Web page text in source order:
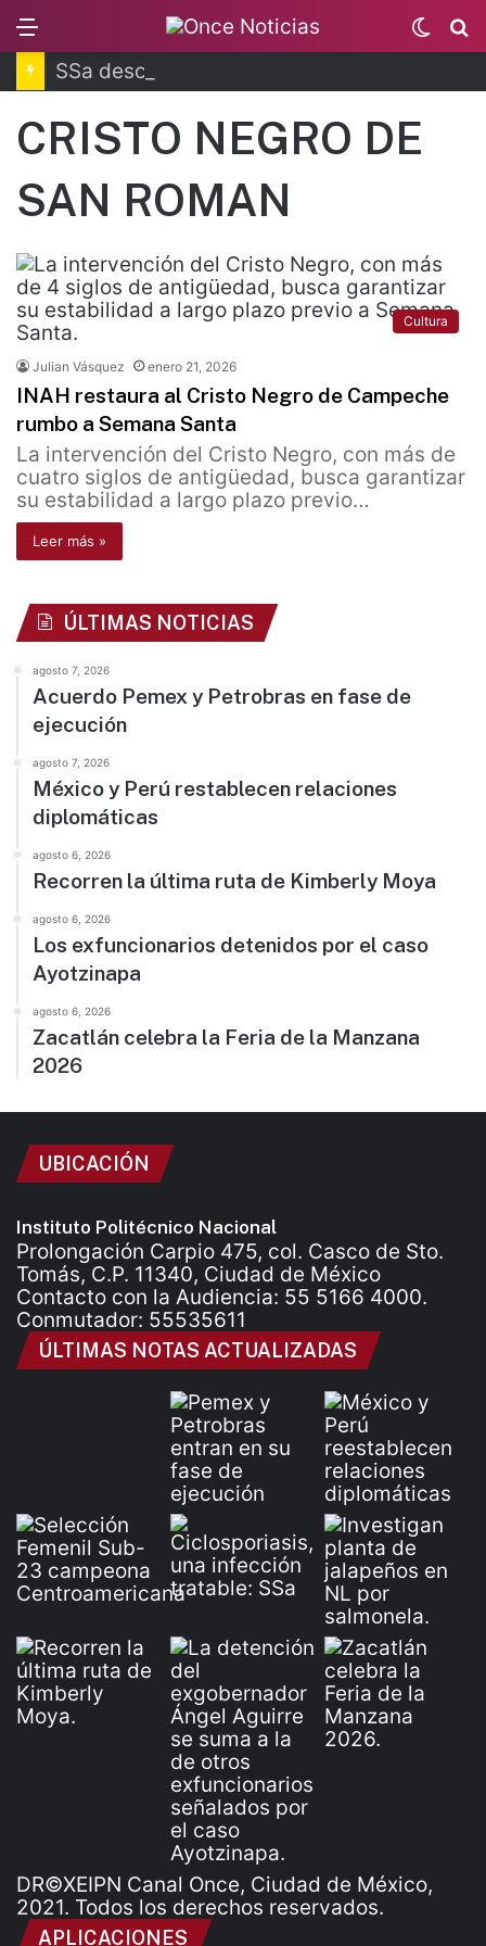
Switch
skin
CRISTO NEGRO DE
SAN ROMAN
Cultura
Julian Vásquez enero 21, 2026
INAH restaura al Cristo Negro de Campeche
rumbo a Semana Santa
La intervención del Cristo Negro, con más de
cuatro siglos de antigüedad, busca garantizar
su estabilidad a largo plazo previo…
Leer más »
ÚLTIMAS NOTICIAS
agosto 7, 2026
Acuerdo Pemex y Petrobras en fase de
ejecución
agosto 7, 2026
México y Perú restablecen relaciones
diplomáticas
agosto 6, 2026
Recorren la última ruta de Kimberly Moya
agosto 6, 2026
Los exfuncionarios detenidos por el caso
Ayotzinapa
agosto 6, 2026
Zacatlán celebra la Feria de la Manzana
2026
UBICACIÓN
Instituto Politécnico Nacional
Prolongación Carpio 475, col. Casco de Sto.
Tomás, C.P. 11340, Ciudad de México
Contacto con la Audiencia: 55 5166 4000.
Conmutador: 55535611
ÚLTIMAS NOTAS ACTUALIZADAS
DR©XEIPN Canal Once, Ciudad de México,
2021. Todos los derechos reservados.
APLICACIONES